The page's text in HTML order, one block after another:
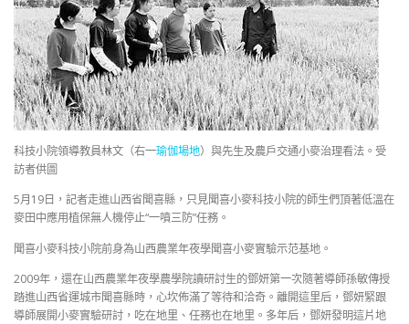
科技小院領導教員林文（右一瑜伽場地）與先生及農戶交通小麥治理看法。受
訪者供圖
5月19日，記者走進山西省聞喜縣，只見聞喜小麥科技小院的師生們頂著低溫在
麥田中應用植保無人機停止“一噴三防”任務。
聞喜小麥科技小院前身為山西農業年夜學聞喜小麥實驗示范基地。
2009年，還在山西農業年夜學農學院讀研討生的鄧妍第一次隨著導師孫敏傳授
踏進山西省運城市聞喜縣時，心坎佈滿了等待和洽奇。離開這里后，鄧妍緊跟
導師展開小麥實驗研討，吃在地里、任務也在地里。多年后，鄧妍發明這片地